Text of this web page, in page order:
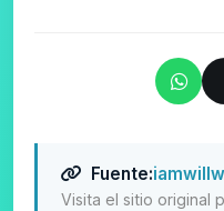
Fuente:
Visita el sitio original